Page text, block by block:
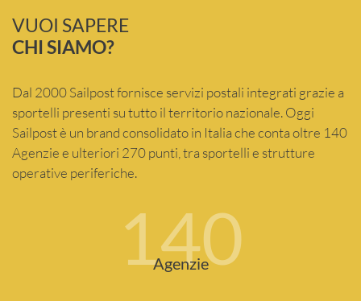
VUOI SAPERE
CHI SIAMO?
Dal 2000 Sailpost fornisce servizi postali integrati grazie a
sportelli presenti su tutto il territorio nazionale. Oggi
Sailpost è un brand consolidato in Italia che conta oltre 140
Agenzie e ulteriori 270 punti, tra sportelli e strutture
operative periferiche.
140
Agenzie